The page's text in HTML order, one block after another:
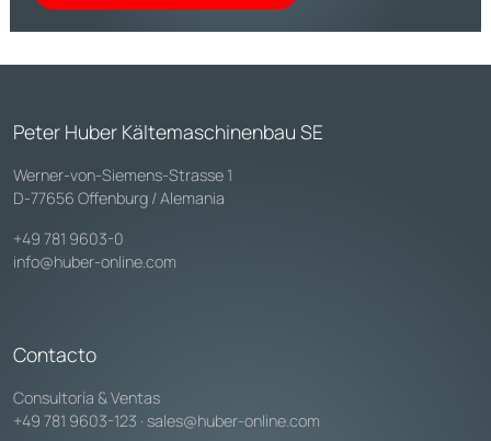
Peter Huber Kältemaschinenbau SE
Werner-von-Siemens-Strasse 1
D-77656 Offenburg / Alemania
+49 781 9603-0
info@huber-online.com
Contacto
Consultoría & Ventas
+49 781 9603-123 · sales@huber-online.com